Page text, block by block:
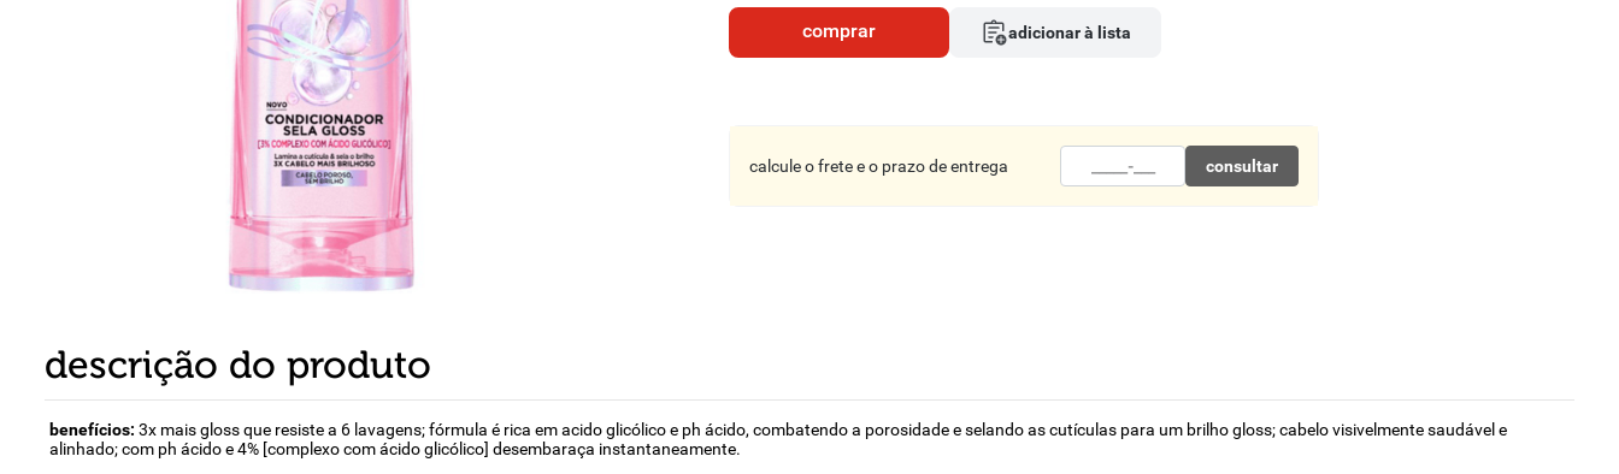
comprar adicionar à lista
calcule o frete e o prazo de entrega consultar
descrição do produto
benefícios: 3x mais gloss que resiste a 6 lavagens; fórmula é rica em acido glicólico e ph ácido, combatendo a porosidade e selando as cutículas para um brilho gloss; cabelo visivelmente saudável e
alinhado; com ph ácido e 4% [complexo com ácido glicólico] desembaraça instantaneamente.
8º detergente
9º macarrão
10º chocolate